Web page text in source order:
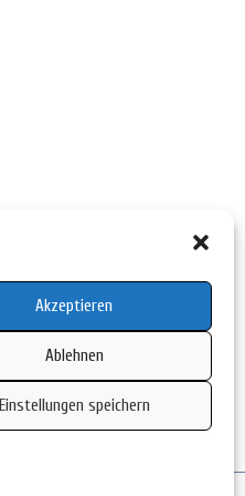
Akzeptieren
Ablehnen
Einstellungen speichern